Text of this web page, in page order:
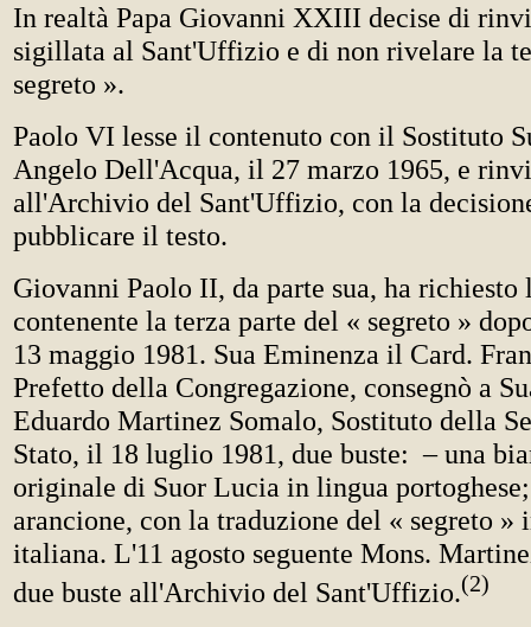
In realtà Papa Giovanni XXIII decise di
sigillata al Sant'Uffizio e di non rivelare la
segreto ».
Paolo VI lesse il contenuto con il Sostituto
Angelo Dell'Acqua, il 27 marzo 1965, e
all'Archivio del Sant'Uffizio, con la
pubblicare il testo.
Giovanni Paolo II, da parte sua, ha richiesto
contenente la terza parte del « segreto »
13 maggio 1981. Sua Eminenza il Card.
Prefetto della Congregazione, consegnò a
Eduardo Martinez Somalo, Sostituto della
Stato, il 18 luglio 1981, due buste: – una
originale di Suor Lucia in lingua
arancione, con la traduzione del « segreto »
italiana. L'11 agosto seguente Mons.
due buste all'Archivio del Sant'Uffizio.(2)